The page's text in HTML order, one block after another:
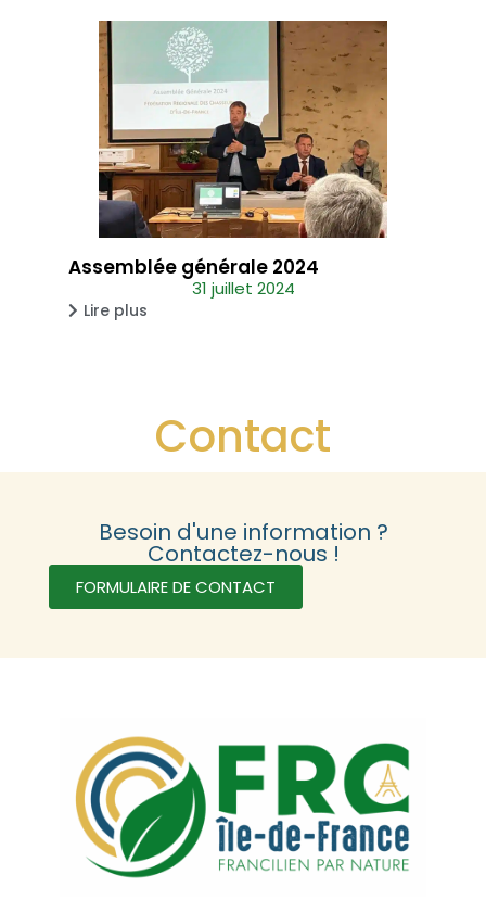
Assemblée générale 2024
31 juillet 2024
Lire plus
Contact
Besoin d'une information ?
Contactez-nous !
FORMULAIRE DE CONTACT